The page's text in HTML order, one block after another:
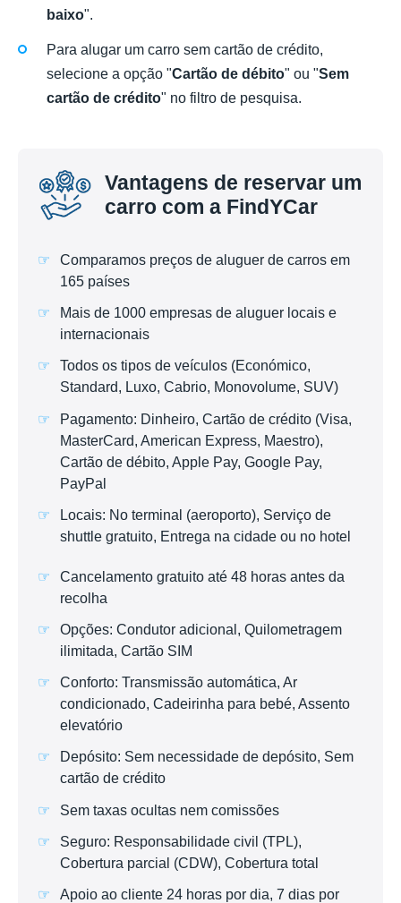
baixo".
Para alugar um carro sem cartão de crédito,
selecione a opção "Cartão de débito" ou "Sem
cartão de crédito" no filtro de pesquisa.
Vantagens de reservar um
carro com a FindYCar
Comparamos preços de aluguer de carros em
165 países
Mais de 1000 empresas de aluguer locais e
internacionais
Todos os tipos de veículos (Económico,
Standard, Luxo, Cabrio, Monovolume, SUV)
Pagamento: Dinheiro, Cartão de crédito (Visa,
MasterCard, American Express, Maestro),
Cartão de débito, Apple Pay, Google Pay,
PayPal
Locais: No terminal (aeroporto), Serviço de
shuttle gratuito, Entrega na cidade ou no hotel
Cancelamento gratuito até 48 horas antes da
recolha
Opções: Condutor adicional, Quilometragem
ilimitada, Cartão SIM
Conforto: Transmissão automática, Ar
condicionado, Cadeirinha para bebé, Assento
elevatório
Depósito: Sem necessidade de depósito, Sem
cartão de crédito
Sem taxas ocultas nem comissões
Seguro: Responsabilidade civil (TPL),
Cobertura parcial (CDW), Cobertura total
Apoio ao cliente 24 horas por dia, 7 dias por